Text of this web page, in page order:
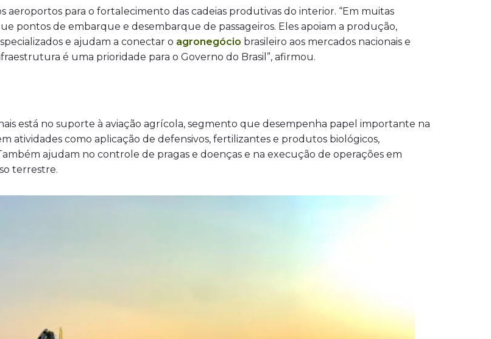
aeroportos para o fortalecimento das cadeias produtivas do interior. “Em muitas
pontos de embarque e desembarque de passageiros. Eles apoiam a produção,
e ajudam a conectar o agronegócio brasileiro aos mercados nacionais e
é uma prioridade para o Governo do Brasil”, afirmou.
está no suporte à aviação agrícola, segmento que desempenha papel importante na
atividades como aplicação de defensivos, fertilizantes e produtos biológicos,
ajudam no controle de pragas e doenças e na execução de operações em
terrestre.